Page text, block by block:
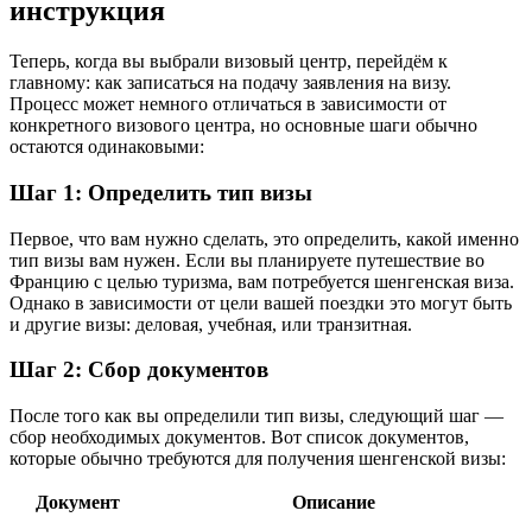
инструкция
Теперь, когда вы выбрали визовый центр, перейдём к
главному: как записаться на подачу заявления на визу.
Процесс может немного отличаться в зависимости от
конкретного визового центра, но основные шаги обычно
остаются одинаковыми:
Шаг 1: Определить тип визы
Первое, что вам нужно сделать, это определить, какой именно
тип визы вам нужен. Если вы планируете путешествие во
Францию с целью туризма, вам потребуется шенгенская виза.
Однако в зависимости от цели вашей поездки это могут быть
и другие визы: деловая, учебная, или транзитная.
Шаг 2: Сбор документов
После того как вы определили тип визы, следующий шаг —
сбор необходимых документов. Вот список документов,
которые обычно требуются для получения шенгенской визы:
Документ Описание